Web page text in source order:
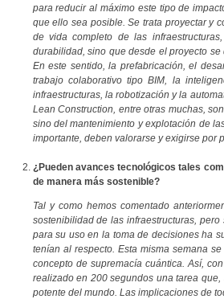
para reducir al máximo este tipo de
que ello sea posible. Se trata proyectar y
de vida completo de las
durabilidad, sino que desde el proyecto
En este sentido, la prefabricación, el
trabajo colaborativo tipo BIM, la
infraestructuras, la robotización y la
Lean Construction, entre otras muchas,
sino del mantenimiento y explotación de
importante, deben valorarse y exigirse por
¿Pueden avances tecnológicos tales
de manera más sostenible?
Tal y como hemos comentado
sostenibilidad de las infraestructuras,
para su uso en la toma de decisiones ha
tenían al respecto. Esta misma semana
concepto de supremacía cuántica. Así,
realizado en 200 segundos una tarea
potente del mundo. Las implicaciones de